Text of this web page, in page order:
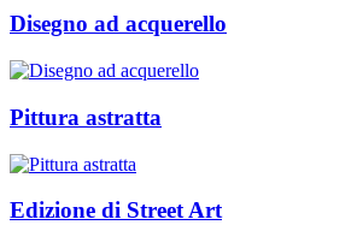
Disegno ad acquerello
Pittura astratta
Edizione di Street Art